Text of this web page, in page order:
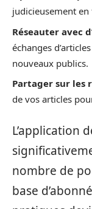
judicieusement
Réseauter avec
échanges
nouveaux publics.
Partager sur les
de vos articles
L’application
nombre de
base